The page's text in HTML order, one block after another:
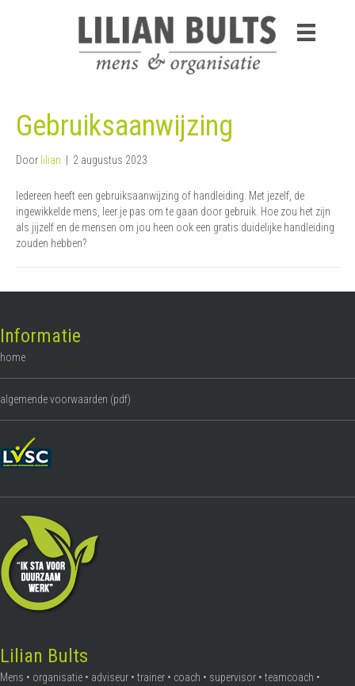
Gebruiksaanwijzing
Door lilian 2 augustus 2023
Iedereen heeft een gebruiksaanwijzing of handleiding. Met jezelf, de
ingewikkelde mens, leer je pas om te gaan door gebruik. Hoe zou het zijn
als jijzelf en de mensen om jou heen ook een gratis duidelijke handleiding
zouden hebben?
Informatie
home
algemende voorwaarden (pdf)
Lilian Bults
Mens • organisatie • adviseur • trainer • coach • supervisor • teamcoach •